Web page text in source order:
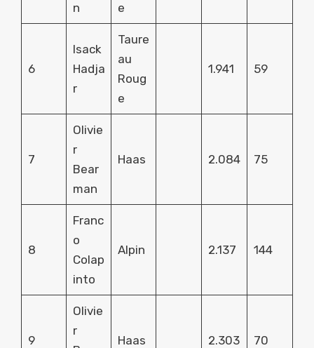
n
e
6
Isack
Hadja
r
Taure
au
Roug
e
1.941 59
7
Olivie
r
Bear
man
Haas 2.084 75
8
Franc
o
Colap
into
Alpin 2.137 144
9
Olivie
r
Haas 2.303 70